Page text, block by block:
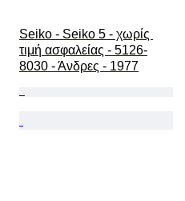
Seiko - Seiko 5 - χωρίς
τιμή ασφαλείας - 5126-
8030 - Άνδρες - 1977